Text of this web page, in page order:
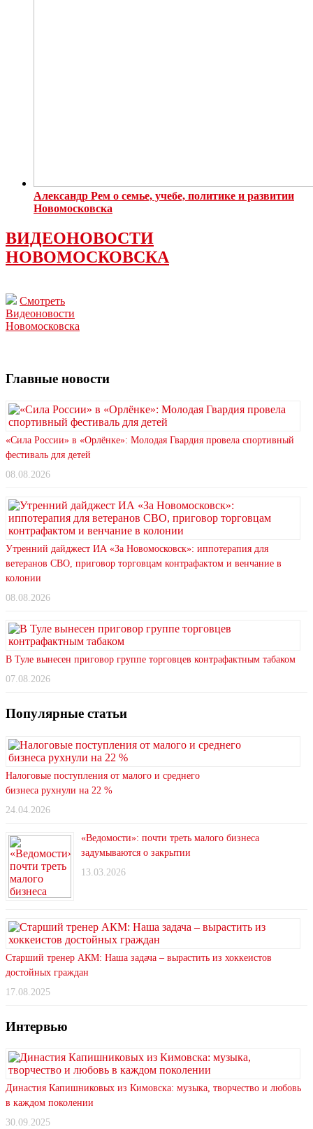
Александр Рем о семье, учебе, политике и развитии
Новомосковска
ВИДЕОНОВОСТИ
НОВОМОСКОВСКА
Смотреть
Видеоновости
Новомосковска
Главные новости
«Сила России» в «Орлёнке»: Молодая Гвардия провела спортивный
фестиваль для детей
08.08.2026
Утренний дайджест ИА «За Новомосковск»: иппотерапия для
ветеранов СВО, приговор торговцам контрафактом и венчание в
колонии
08.08.2026
В Туле вынесен приговор группе торговцев контрафактным табаком
07.08.2026
Популярные статьи
Налоговые поступления от малого и среднего
бизнеса рухнули на 22 %
24.04.2026
«Ведомости»: почти треть малого бизнеса
задумываются о закрытии
13.03.2026
Старший тренер АКМ: Наша задача – вырастить из хоккеистов
достойных граждан
17.08.2025
Интервью
Династия Капишниковых из Кимовска: музыка, творчество и любовь
в каждом поколении
30.09.2025